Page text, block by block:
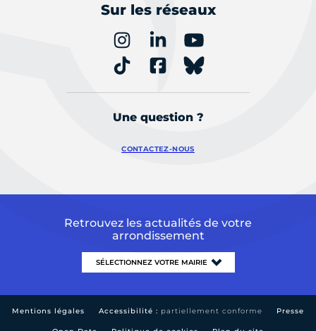
Sur les réseaux
Une question ?
CONTACTEZ-NOUS
Retrouvez les actualités de votre
arrondissement
Mentions légales Accessibilité : partiellement conforme Presse